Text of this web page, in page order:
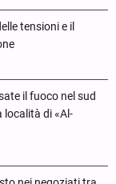
tensioni e il
il fuoco nel sud
località di «Al-